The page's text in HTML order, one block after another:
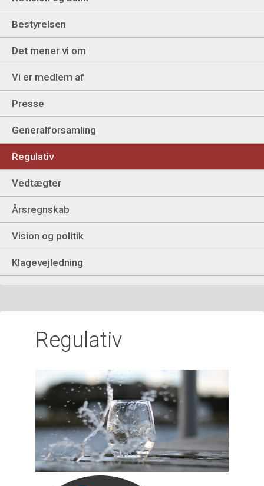
Bestyrelsen
Det mener vi om
Vi er medlem af
Presse
Generalforsamling
Regulativ
Vedtægter
Årsregnskab
Vision og politik
Klagevejledning
Regulativ